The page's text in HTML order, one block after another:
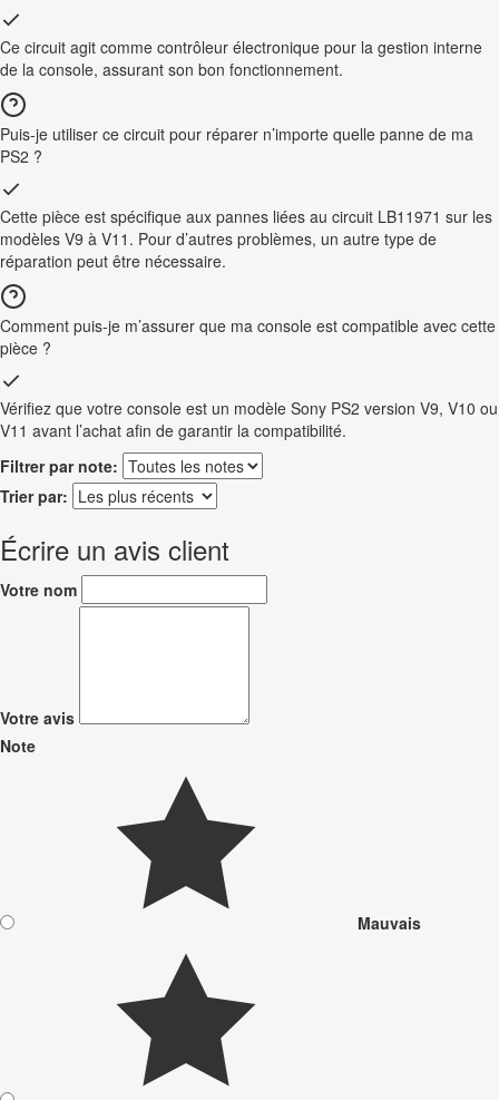
Ce circuit agit comme contrôleur électronique pour la gestion interne
de la console, assurant son bon fonctionnement.
Puis-je utiliser ce circuit pour réparer n’importe quelle panne de ma
PS2 ?
Cette pièce est spécifique aux pannes liées au circuit LB11971 sur les
modèles V9 à V11. Pour d’autres problèmes, un autre type de
réparation peut être nécessaire.
Comment puis-je m’assurer que ma console est compatible avec cette
pièce ?
Vérifiez que votre console est un modèle Sony PS2 version V9, V10 ou
V11 avant l’achat afin de garantir la compatibilité.
Filtrer par note:
Trier par:
Écrire un avis client
Votre nom
Votre avis
Note
Mauvais